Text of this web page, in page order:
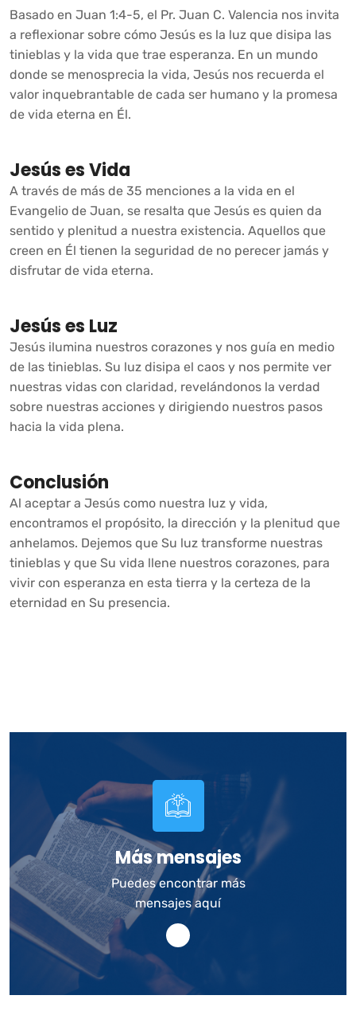
Basado en Juan 1:4-5, el Pr. Juan C. Valencia nos invita
a reflexionar sobre cómo Jesús es la luz que disipa las
tinieblas y la vida que trae esperanza. En un mundo
donde se menosprecia la vida, Jesús nos recuerda el
valor inquebrantable de cada ser humano y la promesa
de vida eterna en Él.
Jesús es Vida
A través de más de 35 menciones a la vida en el
Evangelio de Juan, se resalta que Jesús es quien da
sentido y plenitud a nuestra existencia. Aquellos que
creen en Él tienen la seguridad de no perecer jamás y
disfrutar de vida eterna.
Jesús es Luz
Jesús ilumina nuestros corazones y nos guía en medio
de las tinieblas. Su luz disipa el caos y nos permite ver
nuestras vidas con claridad, revelándonos la verdad
sobre nuestras acciones y dirigiendo nuestros pasos
hacia la vida plena.
Conclusión
Al aceptar a Jesús como nuestra luz y vida,
encontramos el propósito, la dirección y la plenitud que
anhelamos. Dejemos que Su luz transforme nuestras
tinieblas y que Su vida llene nuestros corazones, para
vivir con esperanza en esta tierra y la certeza de la
eternidad en Su presencia.
Más mensajes
Puedes encontrar más
mensajes aquí